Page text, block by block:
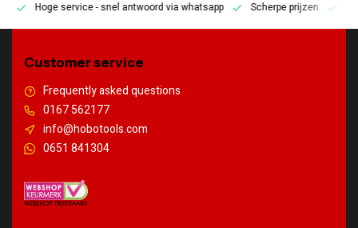
Hoge service- snel antwoord via whatsapp Scherpe prijzen
Customer service
Frequently asked questions
0167 562177
info@hobotools.com
0651 841304